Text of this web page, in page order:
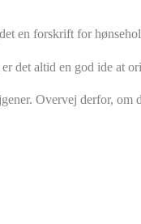
en forskrift for
det altid en god ide at
Overvej derfor, om